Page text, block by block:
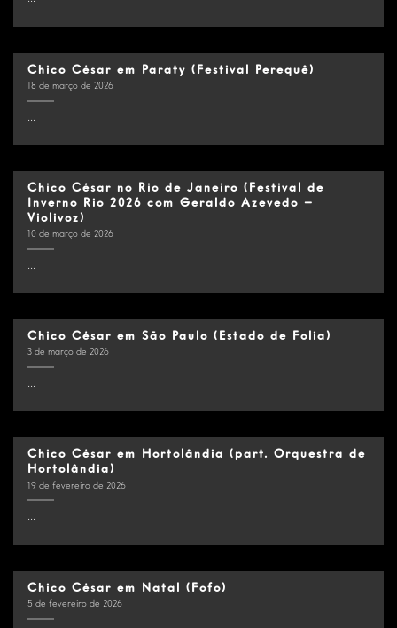
Chico César em Paraty (Festival Perequê)
18 de março de 2026
...
Chico César no Rio de Janeiro (Festival de
Inverno Rio 2026 com Geraldo Azevedo –
Violivoz)
10 de março de 2026
...
Chico César em São Paulo (Estado de Folia)
3 de março de 2026
...
Chico César em Hortolândia (part. Orquestra de
Hortolândia)
19 de fevereiro de 2026
...
Chico César em Natal (Fofo)
5 de fevereiro de 2026